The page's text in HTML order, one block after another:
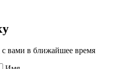
вами в ближайшее время